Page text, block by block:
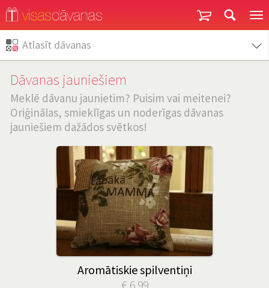
Atlasīt dāvanas
Dāvanas jauniešiem
Meklē dāvanu jaunietim? Puisim vai meitenei?
Oriģinālas, smieklīgas un noderīgas dāvanas
jauniešiem dažādos svētkos!
Aromātiskie spilventiņi
€ 6.99